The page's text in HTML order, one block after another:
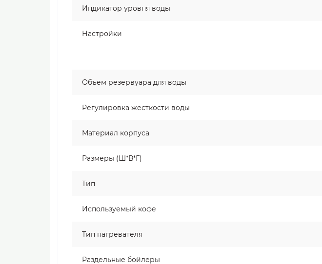
Индикатор уровня воды
Настройки
Объем резервуара для воды
Регулировка жесткости воды
Материал корпуса
Размеры (Ш*В*Г)
Тип
Используемый кофе
Тип нагревателя
Раздельные бойлеры